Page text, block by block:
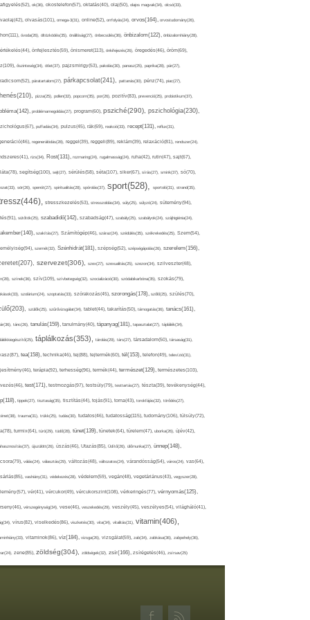
ok(36), okostelefon(57), oktatás(40), olaj(50), olajos magvak(34), olcsó(33),
olvasás(101), omega-3(31), online(52), orrfolyás(24), orvos(164), orvostudomány(26),
óvoda(26), öltözködés(35), önállóság(27), önbecsülés(36), önbizalom(122), önbizalomhiány(28),
önfejlesztés(59), önismeret(113), önkifejezés(26), öregedés(46), öröm(69),
őszinteség(34), ötlet(37), pajzsmirigy(53), pakolás(30), panasz(25), paprika(28), pár(27),
páratartalom(27), párkapcsolat(241), pattanás(30), pénz(74), piac(27),
pizza(25), pollen(32), popcorn(35), por(26), pozitív(83), prevenció(25), probiotikum(37),
problémamegoldás(27), program(60), psziché(290), pszichológia(230),
puffadás(34), pulzus(45), rák(69), reakció(33), recept(131), reflux(31),
regenerálódás(28), reggel(39), reggeli(89), reklám(39), relaxáció(81), rendszer(24),
rizs(34), Rost(131), rozmaring(24), rugalmasság(24), ruha(42), rutin(47), sajt(67),
segítség(100), sejt(27), sérülés(58), séta(107), siker(67), sírás(27), smink(37), só(70),
sör(26), spenót(27), spiritualitás(28), spórolás(37), sport(528), sportoló(31), strand(35),
stresszkezelés(53), stresszoldás(34), súly(25), súlyzó(24), sütemény(94),
sütőtök(25), szabadidő(142), szabadság(47), szabály(25), szabályok(24), szájhigiénia(24),
szakítás(27), Számítógép(46), száraz(24), szédülés(35), székrekedés(25), Szem(54),
szemét(32), Szénhidrát(181), szépség(52), szépségápolás(26), szerelem(156),
szervezet(306), szex(27), szexualitás(25), szezon(34), szilveszter(48),
színek(36), szív(109), szívbetegség(32), szocializáció(30), szódabikarbóna(35), szokás(79),
szolárium(24), szoptatás(33), szórakozás(45), szorongás(178), szőlő(25), szülés(70),
szülők(25), szűrővizsgálat(34), tablet(44), takarítás(50), támogatás(36), tanács(161),
tánc(26), tanulás(159), tanulmány(40), tápanyag(181), tapasztalat(27), táplálék(34),
táplálkozás(353), tárolás(29), társ(27), társadalom(50), társaság(31),
tea(158), technika(46), tej(88), tejtermék(60), tél(153), telefon(49), televízió(31),
terápia(92), terhesség(96), termék(44), természet(129), természetes(103),
test(171), testmozgás(97), testsúly(79), testtartás(27), tészta(39), tevékenység(44),
tippek(27), tisztaság(35), tisztítás(44), tojás(91), torna(43), torokfájás(32), törődés(27),
trauma(31), trükk(25), tudás(30), tudatos(46), tudatosság(115), tudomány(106), túlsúly(72),
turmix(64), túró(29), tüdő(28), tünet(139), tünetek(64), türelem(47), uborka(26), újév(42),
újszülött(26), úszás(46), Utazás(85), Üdítő(26), ülőmunka(27), ünnep(148),
válás(24), választás(29), változás(48), változatos(24), várandósság(54), város(24), vas(64),
vashiány(31), védekezés(28), védelem(59), vegán(48), vegetáriánus(43), vegyszer(28),
vér(41), vércukor(49), vércukorszint(108), vérkeringés(77), vérnyomás(125),
vérszegénység(34), vese(46), veszekedés(29), veszély(45), veszélyes(54), világháló(41),
vírus(82), viselkedés(86), viszketés(30), vita(34), vitalitás(31), vitamin(406),
vitaminok(86), víz(184), vizsga(26), vizsgálat(59), zab(34), zabkása(36), zabpehely(36),
zene(85), zöldség(304), zöldségek(32), zsír(166), zsírégetés(46), zsírsav(25)